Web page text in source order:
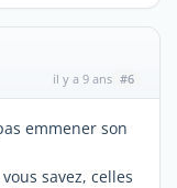
il y a 9 ans #6
emmener son
savez, celles